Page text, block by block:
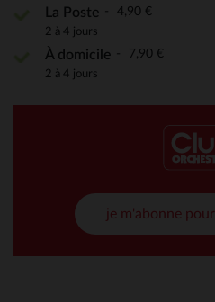
La Poste 4,90 €
2 à 4 jours
À domicile 7,90 €
2 à 4 jours
je m'abonne pour